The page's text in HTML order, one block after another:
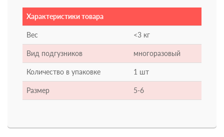
Характеристики товара
Вес <3 кг
Вид подгузников многоразовый
Количество в упаковке 1 шт
Размер 5-6